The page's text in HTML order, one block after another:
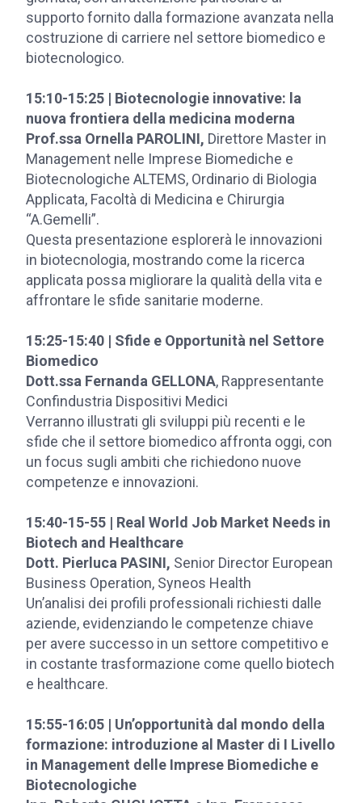
supporto fornito dalla formazione avanzata nella
costruzione di carriere nel settore biomedico e
biotecnologico.
15:10-15:25 | Biotecnologie innovative: la
nuova frontiera della medicina moderna
Prof.ssa Ornella PAROLINI, Direttore Master in
Management nelle Imprese Biomediche e
Biotecnologiche ALTEMS, Ordinario di Biologia
Applicata, Facoltà di Medicina e Chirurgia
“A.Gemelli”.
Questa presentazione esplorerà le innovazioni
in biotecnologia, mostrando come la ricerca
applicata possa migliorare la qualità della vita e
affrontare le sfide sanitarie moderne.
15:25-15:40 | Sfide e Opportunità nel Settore
Biomedico
Dott.ssa Fernanda GELLONA, Rappresentante
Confindustria Dispositivi Medici
Verranno illustrati gli sviluppi più recenti e le
sfide che il settore biomedico affronta oggi, con
un focus sugli ambiti che richiedono nuove
competenze e innovazioni.
15:40-15-55 | Real World Job Market Needs in
Biotech and Healthcare
Dott. Pierluca PASINI, Senior Director European
Business Operation, Syneos Health
Un’analisi dei profili professionali richiesti dalle
aziende, evidenziando le competenze chiave
per avere successo in un settore competitivo e
in costante trasformazione come quello biotech
e healthcare.
15:55-16:05 | Un’opportunità dal mondo della
formazione: introduzione al Master di I Livello
in Management delle Imprese Biomediche e
Biotecnologiche